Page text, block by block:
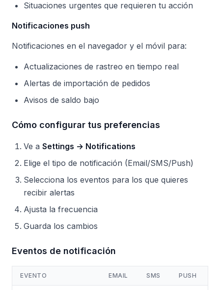
Situaciones urgentes que requieren tu acción
Notificaciones push
Notificaciones en el navegador y el móvil para:
Actualizaciones de rastreo en tiempo real
Alertas de importación de pedidos
Avisos de saldo bajo
Cómo configurar tus preferencias
Ve a Settings → Notifications
Elige el tipo de notificación (Email/SMS/Push)
Selecciona los eventos para los que quieres
recibir alertas
Ajusta la frecuencia
Guarda los cambios
Eventos de notificación
EVENTO EMAIL SMS PUSH